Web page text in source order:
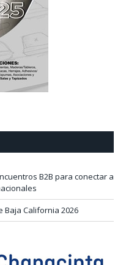
B2B para conectar a
Baja California 2026